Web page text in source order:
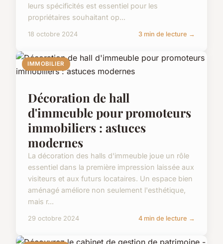
leurs spécificités est essentiel pour les
propriétaires souhaitant op...
18 octobre 2024 3 min de lecture →
IMMOBILIER
Décoration de hall
d'immeuble pour promoteurs
immobiliers : astuces
modernes
La décoration des halls d'immeuble joue un rôle
essentiel dans la première impression laissée aux
visiteurs et aux futurs locataires. Un espace bien
aménagé améliore non seulement l'esthétique,
mais r...
29 octobre 2024 4 min de lecture →